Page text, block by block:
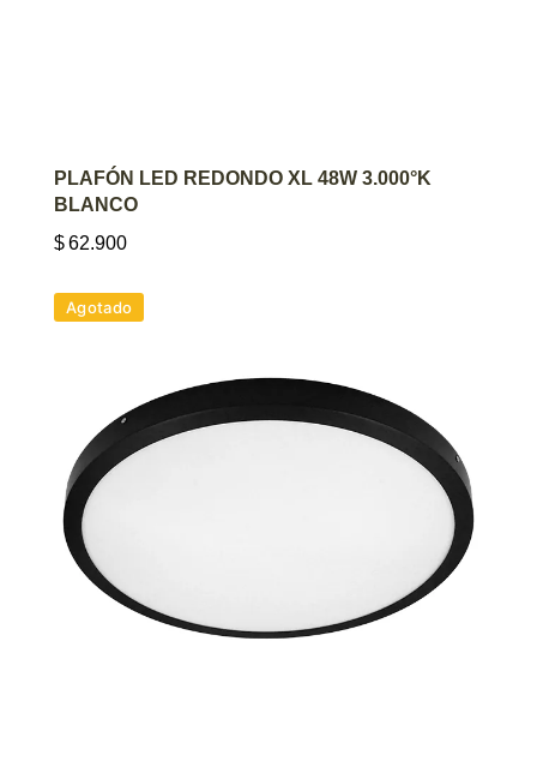
AGREGAR AL CARRITO
PLAFÓN LED REDONDO XL 48W 3.000°K
BLANCO
$62.900
Agotado